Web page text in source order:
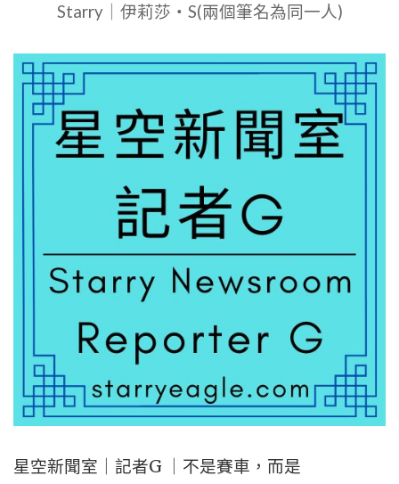
夫
是
想
種
菜，
沙
漠
踢
到
隕
石
Starry｜伊莉莎・S(兩個筆名為同一人)
星空新聞室｜記者G ｜不是賽車，而是